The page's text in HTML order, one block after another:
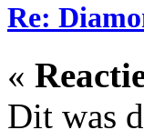
Re:
«
Dit was